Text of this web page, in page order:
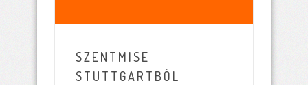
SZENTMISE
STUTTGARTBÓL